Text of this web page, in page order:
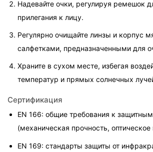
Надевайте очки, регулируя ремешок
прилегания к лицу.
Регулярно очищайте линзы и корпус
салфетками, предназначенными для
Храните в сухом месте, избегая
температур и прямых солнечных
Сертификация
EN 166: общие требования к
(механическая прочность, оптическое
EN 169: стандарты защиты от